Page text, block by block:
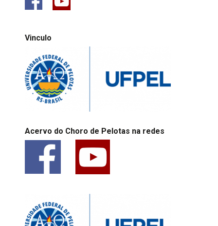
Vinculo
Acervo do Choro de Pelotas na redes